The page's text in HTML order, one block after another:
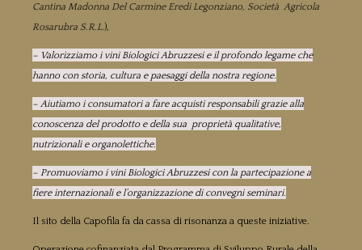
Cantina Madonna Del Carmine Eredi Legonziano, Società Agricola
Rosarubra S.R.L.),
– Valorizziamo i vini Biologici Abruzzesi e il profondo legame che
hanno con storia, cultura e paesaggi della nostra regione.
– Aiutiamo i consumatori a fare acquisti responsabili grazie alla
conoscenza del prodotto e della sua proprietà qualitative,
nutrizionali e organolettiche.
– Promuoviamo i vini Biologici Abruzzesi con la partecipazione a
fiere internazionali e l’organizzazione di convegni seminari.
Il sito della Capofila fa da cassa di risonanza a queste iniziative.